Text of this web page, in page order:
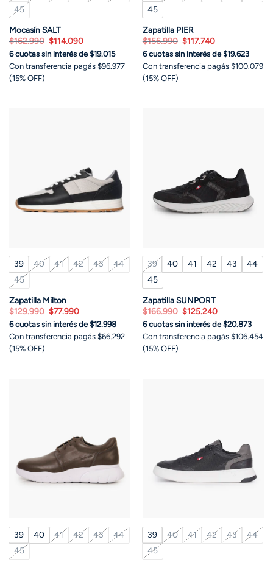
45
Mocasín SALT
$162.990 El
precio
original
era:
$162.990.
$114.090El
precio
actual
es:
$114.090.
6 cuotas sin interés de $19.015
Con transferencia pagás $96.977
(15% OFF)
45
Zapatilla PIER
$156.990 El
precio
original
era:
$156.990.
$117.740El
precio
actual
es:
$117.740.
6 cuotas sin interés de $19.623
Con transferencia pagás $100.079
(15% OFF)
39 40 41 42 43
44
45
Zapatilla Milton
$129.990 El
precio
original
era:
$129.990.
$77.990El
precio
actual
es:
$77.990.
6 cuotas sin interés de $12.998
Con transferencia pagás $66.292
(15% OFF)
39 40 41 42 43
44
45
Zapatilla SUNPORT
$166.990 El
precio
original
era:
$166.990.
$125.240El
precio
actual
es:
$125.240.
6 cuotas sin interés de $20.873
Con transferencia pagás $106.454
(15% OFF)
39 40 41 42 43
44
45
39 40 41 42 43
44
45